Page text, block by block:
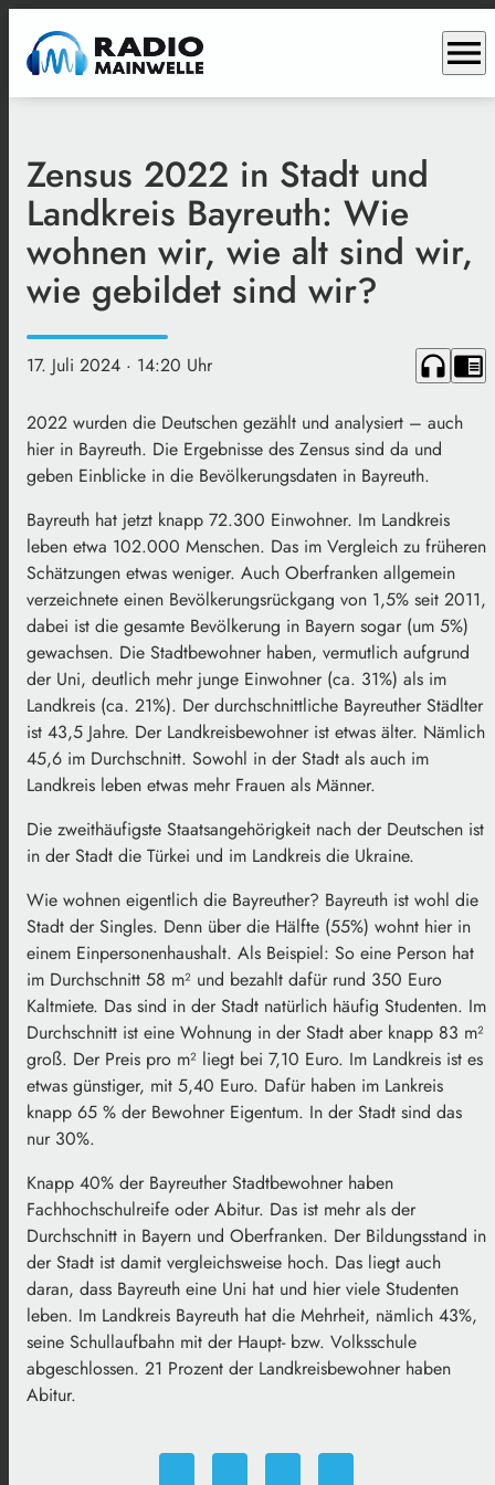
menu
Zensus 2022 in Stadt und
Landkreis Bayreuth: Wie
wohnen wir, wie alt sind wir,
wie gebildet sind wir?
17. Juli 2024 · 14:20 Uhr headphones chrome_reader_mode
2022 wurden die Deutschen gezählt und analysiert – auch
hier in Bayreuth. Die Ergebnisse des Zensus sind da und
geben Einblicke in die Bevölkerungsdaten in Bayreuth.
Bayreuth hat jetzt knapp 72.300 Einwohner. Im Landkreis
leben etwa 102.000 Menschen. Das im Vergleich zu früheren
Schätzungen etwas weniger. Auch Oberfranken allgemein
verzeichnete einen Bevölkerungsrückgang von 1,5% seit 2011,
dabei ist die gesamte Bevölkerung in Bayern sogar (um 5%)
gewachsen. Die Stadtbewohner haben, vermutlich aufgrund
der Uni, deutlich mehr junge Einwohner (ca. 31%) als im
Landkreis (ca. 21%). Der durchschnittliche Bayreuther Städlter
ist 43,5 Jahre. Der Landkreisbewohner ist etwas älter. Nämlich
45,6 im Durchschnitt. Sowohl in der Stadt als auch im
Landkreis leben etwas mehr Frauen als Männer.
Die zweithäufigste Staatsangehörigkeit nach der Deutschen ist
in der Stadt die Türkei und im Landkreis die Ukraine.
Wie wohnen eigentlich die Bayreuther? Bayreuth ist wohl die
Stadt der Singles. Denn über die Hälfte (55%) wohnt hier in
einem Einpersonenhaushalt. Als Beispiel: So eine Person hat
im Durchschnitt 58 m² und bezahlt dafür rund 350 Euro
Kaltmiete. Das sind in der Stadt natürlich häufig Studenten. Im
Durchschnitt ist eine Wohnung in der Stadt aber knapp 83 m²
groß. Der Preis pro m² liegt bei 7,10 Euro. Im Landkreis ist es
etwas günstiger, mit 5,40 Euro. Dafür haben im Lankreis
knapp 65 % der Bewohner Eigentum. In der Stadt sind das
nur 30%.
Knapp 40% der Bayreuther Stadtbewohner haben
Fachhochschulreife oder Abitur. Das ist mehr als der
Durchschnitt in Bayern und Oberfranken. Der Bildungsstand in
der Stadt ist damit vergleichsweise hoch. Das liegt auch
daran, dass Bayreuth eine Uni hat und hier viele Studenten
leben. Im Landkreis Bayreuth hat die Mehrheit, nämlich 43%,
seine Schullaufbahn mit der Haupt- bzw. Volksschule
abgeschlossen. 21 Prozent der Landkreisbewohner haben
Abitur.